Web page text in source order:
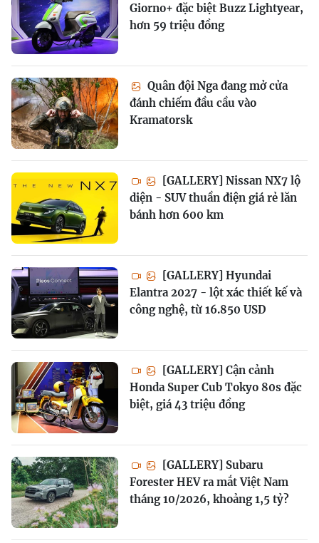
Giorno+ đặc biệt Buzz Lightyear,
hơn 59 triệu đồng
Quân đội Nga đang mở cửa
đánh chiếm đầu cầu vào
Kramatorsk
[GALLERY] Nissan NX7 lộ
diện - SUV thuần điện giá rẻ lăn
bánh hơn 600 km
[GALLERY] Hyundai
Elantra 2027 - lột xác thiết kế và
công nghệ, từ 16.850 USD
[GALLERY] Cận cảnh
Honda Super Cub Tokyo 80s đặc
biệt, giá 43 triệu đồng
[GALLERY] Subaru
Forester HEV ra mắt Việt Nam
tháng 10/2026, khoảng 1,5 tỷ?